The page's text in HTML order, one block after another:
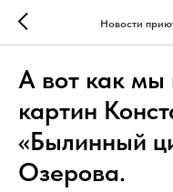
Новости
А вот как мы
картин
«Былинный
Озерова.